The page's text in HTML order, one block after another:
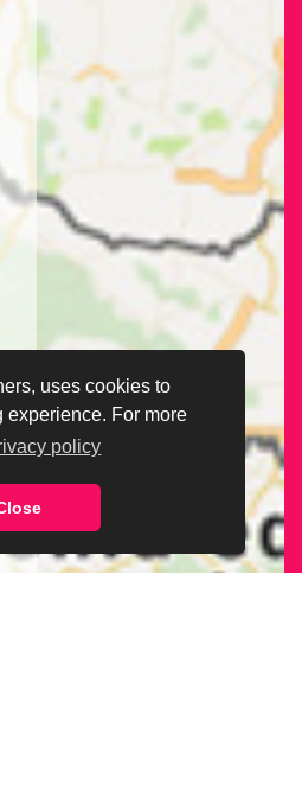
uses cookies to
experience. For more
policy